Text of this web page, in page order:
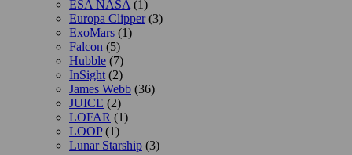
ESA NASA (1)
Europa Clipper(3)
ExoMars (1)
Falcon (5)
Hubble (7)
InSight (2)
James Webb (36)
JUICE (2)
LOFAR (1)
LOOP(1)
Lunar Starship (3)